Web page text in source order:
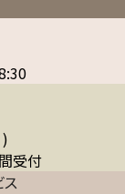
受付